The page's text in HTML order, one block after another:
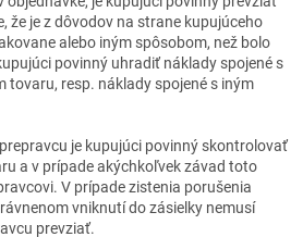
že je z dôvodov na strane kupujúceho
alebo iným spôsobom, než bolo
povinný uhradiť náklady spojené s
tovaru, resp. náklady spojené s iným
je kupujúci povinný skontrolovať
a v prípade akýchkoľvek závad toto
V prípade zistenia porušenia
vniknutí do zásielky nemusí
prevziať.